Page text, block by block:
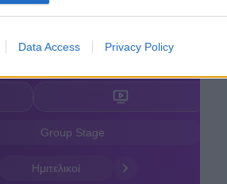
Data Access Privacy Policy